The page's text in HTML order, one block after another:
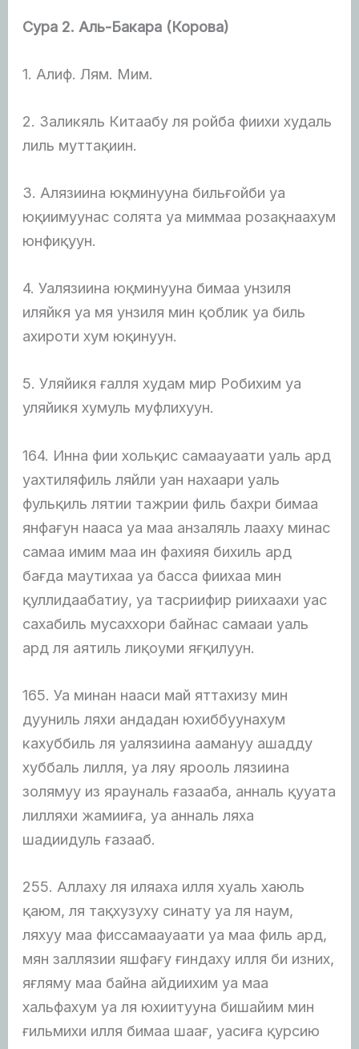
Сура 2. Аль-Бакара (Корова)
1. Алиф. Лям. Мим.
2. Заликяль Китаабу ля ройба фиихи худаль
лиль муттақиин.
3. Алязиина юқминууна бильғойби уа
юқиимуунас солята уа миммаа розақнаахум
юнфиқуун.
4. Уалязиина юқминууна бимаа унзиля
иляйкя уа мя унзиля мин қоблик уа биль
ахироти хум юқинуун.
5. Уляйикя ғалля худам мир Робихим уа
уляйикя хумуль муфлихуун.
164. Инна фии хольқис самаауаати уаль ард
уахтиляфиль ляйли уан нахаари уаль
фульқиль лятии тажрии филь бахри бимаа
янфағун нааса уа маа анзаляль лааху минас
самаа имим маа ин фахияя бихиль ард
бағда маутихаа уа басса фиихаа мин
қуллидаабатиу, уа тасриифир риихаахи уас
сахабиль мусаххори байнас самааи уаль
ард ля аятиль лиқоуми яғқилуун.
165. Уа минан нааси май яттахизу мин
дууниль ляхи андадан юхиббуунахум
кахуббиль ля уалязиина аамануу ашадду
хуббаль лилля, уа ляу ярооль лязиина
золямуу из ярауналь ғазааба, анналь қууата
лилляхи жамииға, уа анналь ляха
шадиидуль ғазааб.
255. Аллаху ля иляаха илля хуаль хаюль
қаюм, ля тақхузуху синату уа ля наум,
ляхуу маа фиссамаауаати уа маа филь ард,
мян заллязии яшфағу ғиндаху илля би изних,
яғляму маа байна айдиихим уа маа
хальфахум уа ля юхиитууна бишайим мин
ғильмихи илля бимаа шаағ, уасиға қурсию